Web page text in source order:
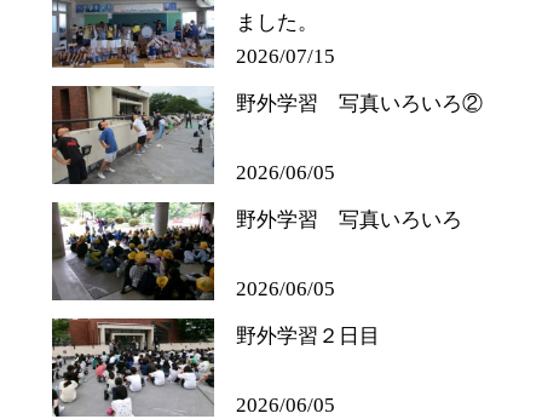
ました。
2026/07/15
野外学習 写真いろいろ②
2026/06/05
野外学習 写真いろいろ
2026/06/05
野外学習２日目
2026/06/05